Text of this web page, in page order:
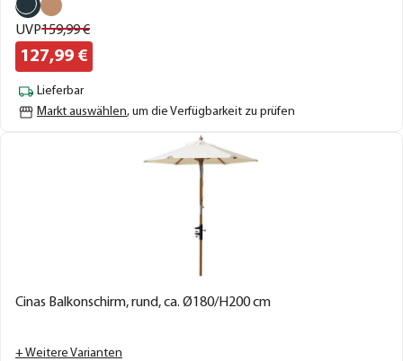
UVP159,99€
127,99 €
Lieferbar
Markt auswählen, um die Verfügbarkeit zu prüfen
Cinas Balkonschirm, rund, ca. Ø180/H200 cm
+ Weitere Varianten